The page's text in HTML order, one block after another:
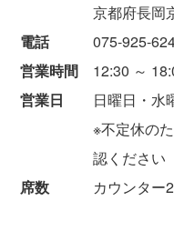
京都府長岡
電話
075-925-
営業時間
12:30 ～
営業日
日曜日・水
※不定休の
認ください
席数
カウンタ